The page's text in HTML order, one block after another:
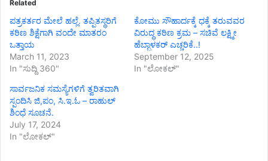
Related
ಪತ್ರಕರ್ತರ ಮೇಲೆ ಹಲ್ಲೆ. ತಪ್ಪಿತಸ್ಥರಿಗೆ
ಕಠಿಣ ಶಿಕ್ಷೆಗಾಗಿ ವಂದೇ ಮಾತರಂ
ಒತ್ತಾಯ
March 11, 2023
In "ಸುದ್ದಿ 360"
ಕೋಮು ಸೌಹಾರ್ದಕ್ಕೆ ಧಕ್ಕೆ ತರುವವರ
ವಿರುದ್ಧ ಕಠಿಣ ಕ್ರಮ – ಸಚಿವೆ ಲಕ್ಷ್ಮೀ
ಹೆಬ್ಬಾಳಕರ್ ಎಚ್ಚರಿಕೆ..!
September 12, 2025
In "ಲೋಕಲ್"
ಸಾರ್ವಜನಿಕ ಸಮಸ್ಯೆಗಳಿಗೆ ತ್ವರಿತವಾಗಿ
ಸ್ಪಂದಿಸಿ ಜಿ,ಪಂ, ಸಿ.ಇ.ಓ – ರಾಹುಲ್
ಶಿಂಧೆ ಸೂಚನೆ.
July 17, 2024
In "ಲೋಕಲ್"